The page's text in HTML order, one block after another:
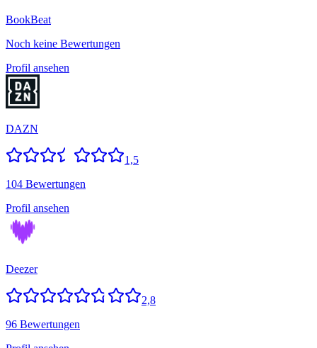
BookBeat
Noch keine Bewertungen
Profil ansehen
DAZN
1,5
104 Bewertungen
Profil ansehen
Deezer
2,8
96 Bewertungen